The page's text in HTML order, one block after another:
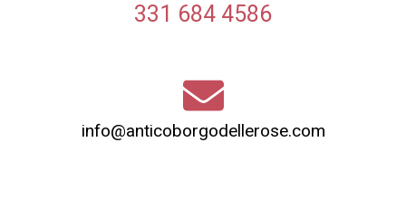
331 684 4586
info@anticoborgodellerose.com